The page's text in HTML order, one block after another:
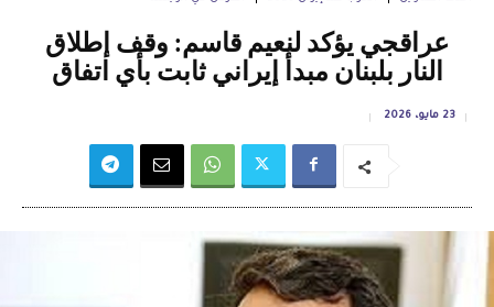
عراقجي يؤكد لنعيم قاسم: وقف إطلاق
النار بلبنان مبدأ إيراني ثابت بأي اتفاق
23 مايو، 2026